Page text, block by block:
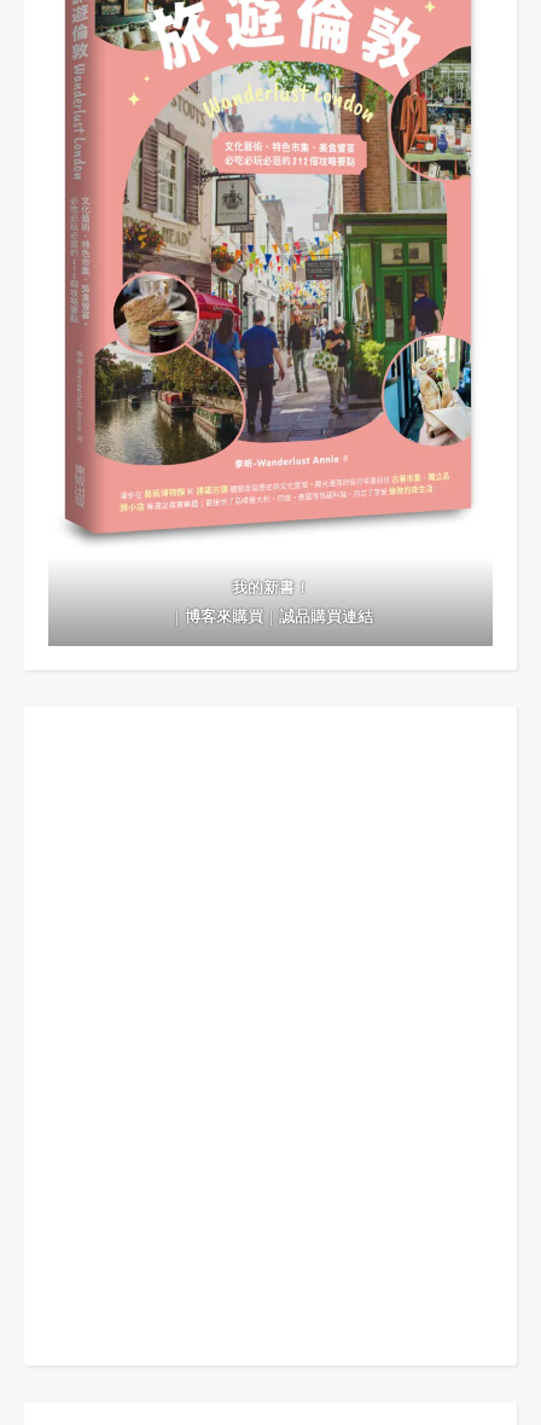
我的新書！
｜博客來購買｜誠品購買連結